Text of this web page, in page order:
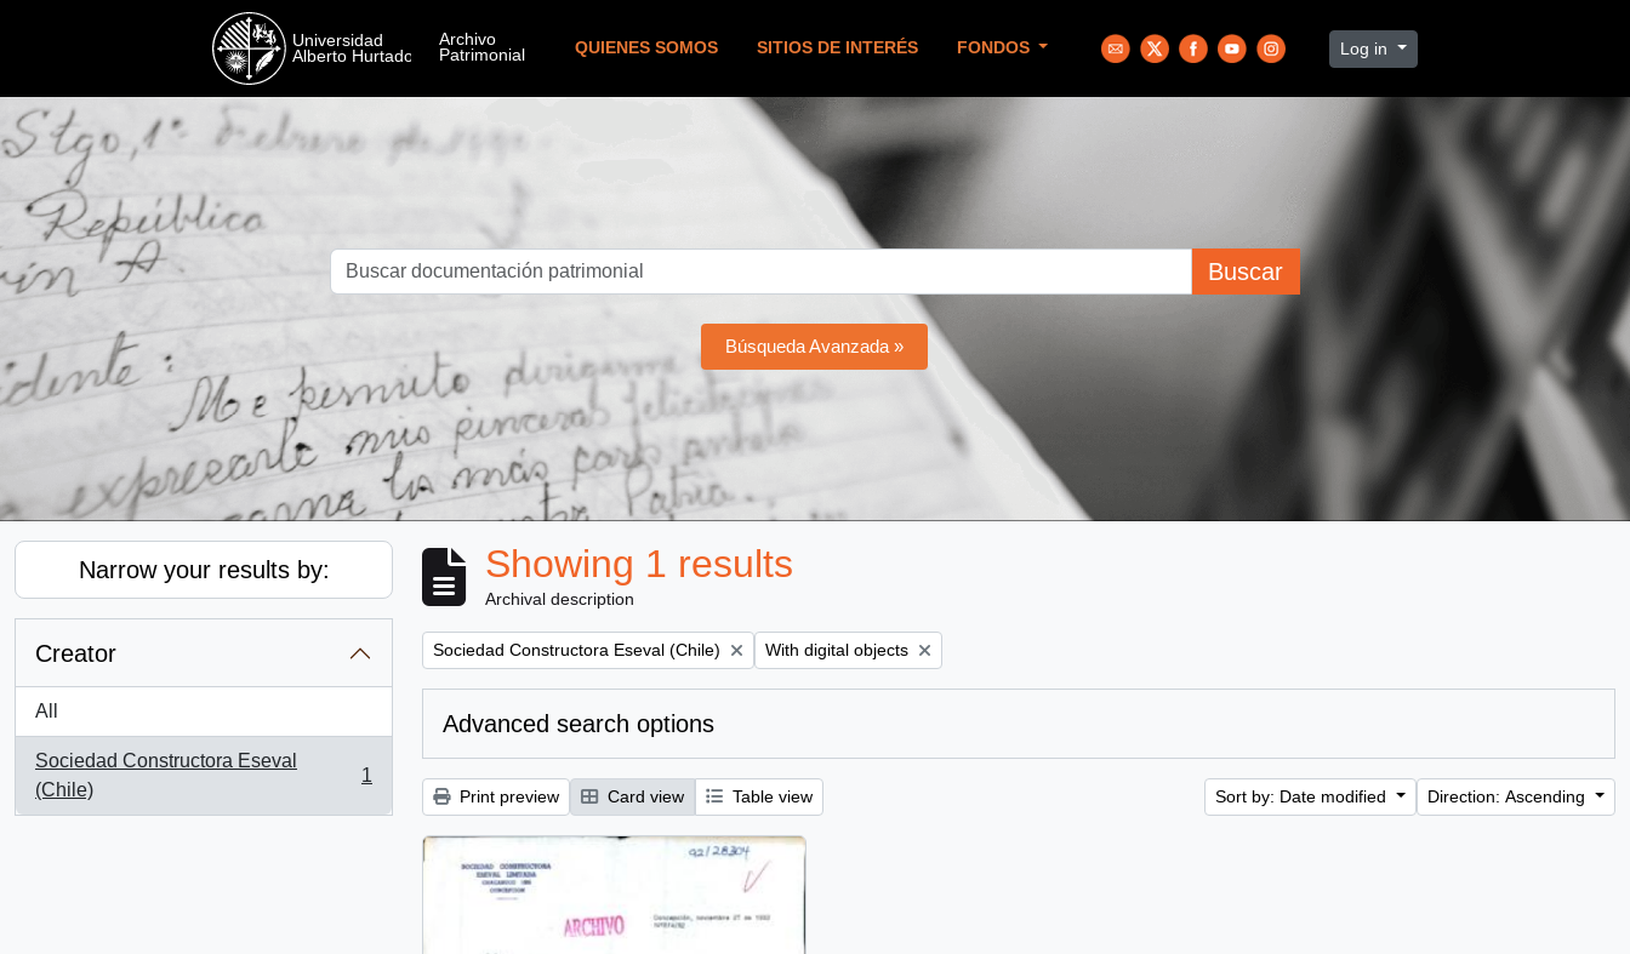
QUIENES SOMOS SITIOS DE INTERÉS FONDOS Log in
Buscar
Búsqueda Avanzada »
Narrow your results by:
Creator
All
Sociedad Constructora Eseval
(Chile)
, 1 results
1
Showing 1 results
Archival description
Remove filter:
Sociedad Constructora Eseval (Chile) Remove filter:
With digital objects
Advanced search options
Print preview Card view Table view Sort by: Date modified Direction: Ascending